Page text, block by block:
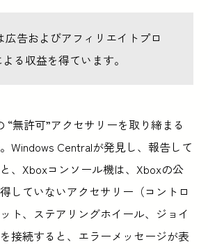
広告およびアフィリエイトプロ
る収益を得ています。
“無許可”アクセサリーを取り締まる
Windows Centralが発見し、報告して
、Xboxコンソール機は、Xboxの公
していないアクセサリー（コントロ
ト、ステアリングホイール、ジョイ
接続すると、エラーメッセージが表